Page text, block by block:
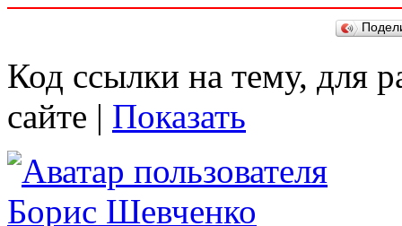
Код ссылки на тему, для
сайте | Показать
Борис Шевченко